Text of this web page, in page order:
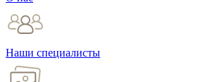
Наши специалисты